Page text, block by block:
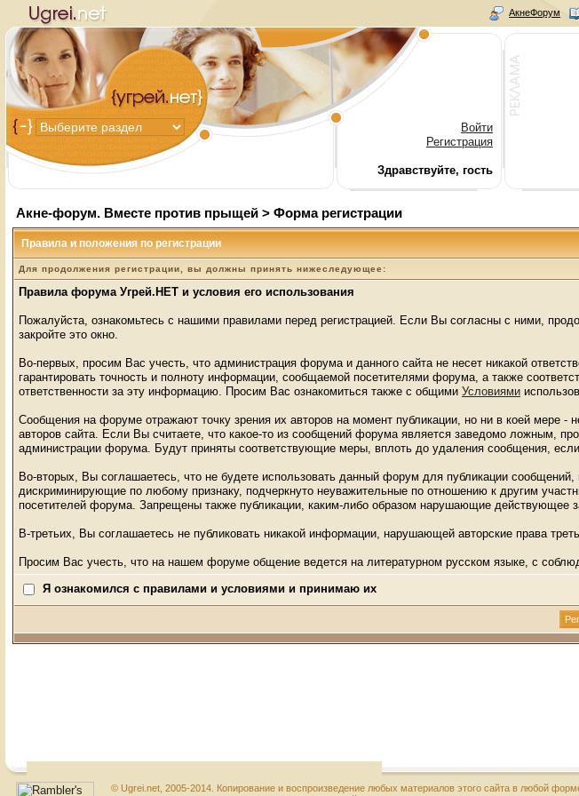
АкнеФорум
Войти
Регистрация
Здравствуйте, гость
Акне-форум. Вместе против прыщей > Форма регистрации
Правила и положения по регистрации
Для продолжения регистрации, вы должны принять нижеследующее:
Правила форума Угрей.НЕТ и условия его использования
Пожалуйста, ознакомьтесь с нашими правилами перед регистрацией. Если Вы согласны с ними,
закройте это окно.
Во-первых, просим Вас учесть, что администрация форума и данного сайта не несет никакой
гарантировать точность и полноту информации, сообщаемой посетителями форума, а также
ответственности за эту информацию. Просим Вас ознакомиться также с общими Условиями
Сообщения на форуме отражают точку зрения их авторов на момент публикации, но ни в коей мере
авторов сайта. Если Вы считаете, что какое-то из сообщений форума является заведомо ложным,
администрации форума. Будут приняты соответствующие меры, вплоть до удаления сообщения,
Во-вторых, Вы соглашаетесь, что не будете использовать данный форум для публикации
дискриминирующие по любому признаку, подчеркнуто неуважительные по отношению к другим
посетителей форума. Запрещены также публикации, каким-либо образом нарушающие действующее
В-третьих, Вы соглашаетесь не публиковать никакой информации, нарушающей авторские права
Просим Вас учесть, что на нашем форуме общение ведется на литературном русском языке, с
Я ознакомился с правилами и условиями и принимаю их
© Ugrei.net, 2005-2014. Копирование и воспроизведение любых материалов этого сайта в любой